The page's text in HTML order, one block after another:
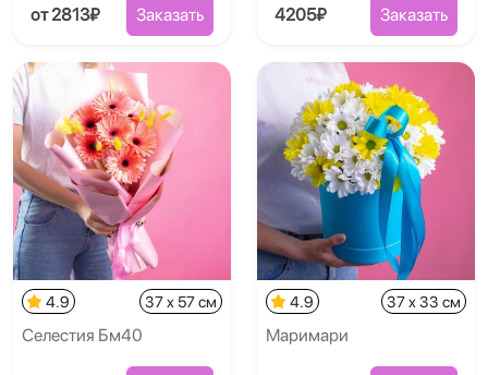
от 2813₽ Заказать 4205₽ Заказать
4.9 37 x 57 см
Селестия Бм40
4.9 37 x 33 см
Маримари